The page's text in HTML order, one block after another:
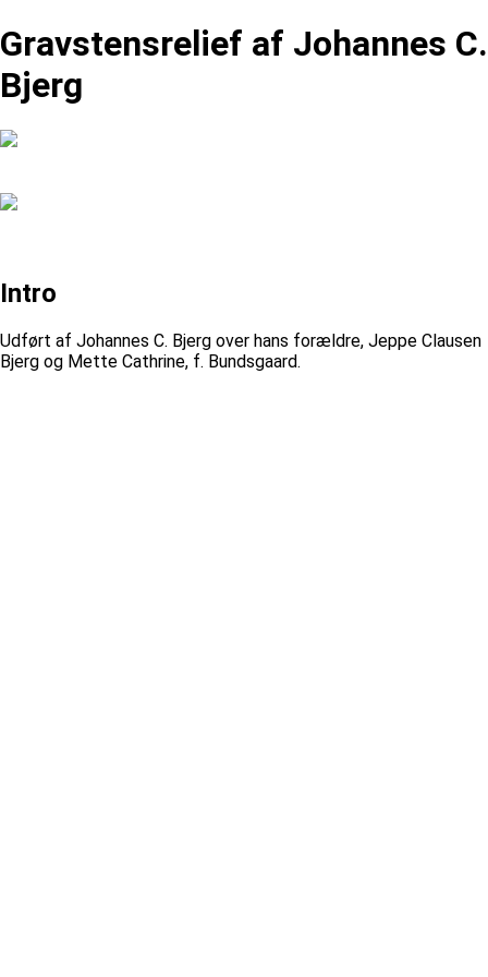
Gravstensrelief af Johannes C.
Bjerg
Intro
Udført af Johannes C. Bjerg over hans forældre, Jeppe Clausen
Bjerg og Mette Cathrine, f. Bundsgaard.